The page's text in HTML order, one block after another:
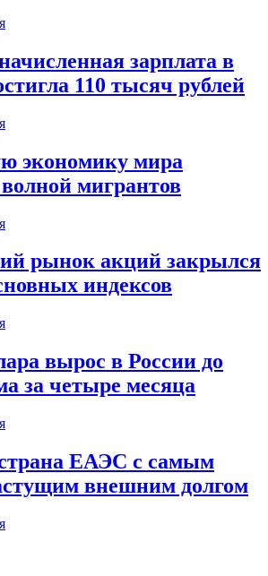
зарплата в
110 тысяч рублей
экономику мира
мигрантов
рынок акций закрылся
индексов
вырос в России до
за четыре месяца
ЕАЭС с самым
внешним долгом